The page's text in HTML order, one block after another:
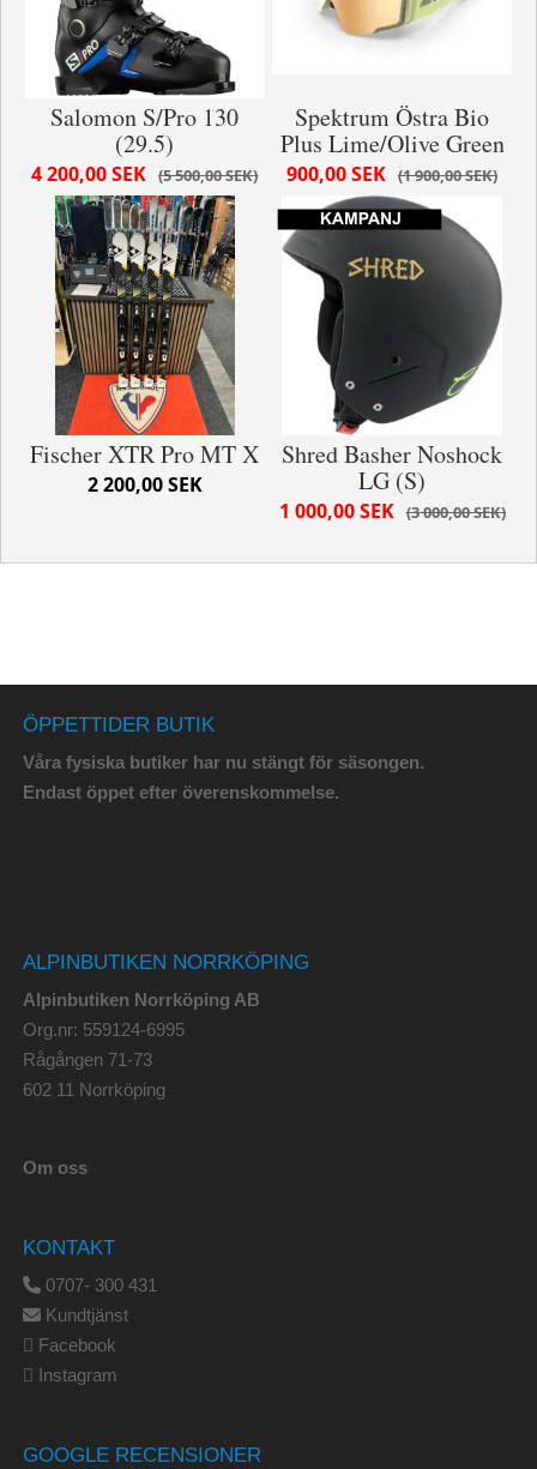
Salomon S/Pro 130
(29.5)
5 500,00 SEK
4 200,00 SEK
Spektrum Östra Bio
Plus Lime/Olive Green
1 900,00 SEK
900,00 SEK
Fischer XTR Pro MT X
2 200,00 SEK
Shred Basher Noshock
LG (S)
3 000,00 SEK
1 000,00 SEK
ÖPPETTIDER BUTIK
Våra fysiska butiker har nu stängt för säsongen.
Endast öppet efter överenskommelse.
ALPINBUTIKEN NORRKÖPING
Alpinbutiken Norrköping AB
Org.nr: 559124-6995
Rågången 71-73
602 11 Norrköping
Om oss
KONTAKT
0707- 300 431
Kundtjänst
Facebook
Instagram
GOOGLE RECENSIONER